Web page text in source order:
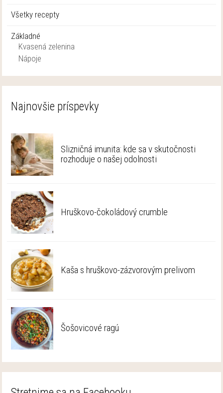
Všetky recepty
Základné
Kvasená zelenina
Nápoje
Najnovšie príspevky
Slizničná imunita: kde sa v skutočnosti
rozhoduje o našej odolnosti
Hruškovo-čokoládový crumble
Kaša s hruškovo-zázvorovým prelivom
Šošovicové ragú